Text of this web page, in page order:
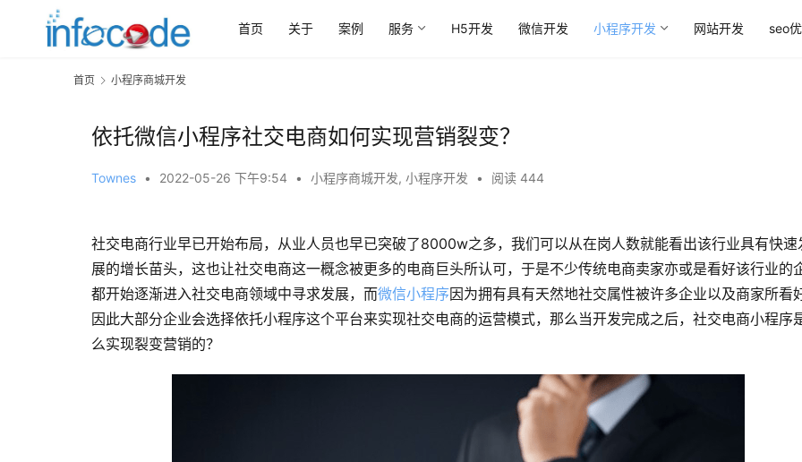
首页 关于 案例 服务 H5开发 微信开发 小程序开发 网站开发 seo
首页 小程序商城开发
依托微信小程序社交电商如何实现营销裂变？
Townes • 2022-05-26 下午9:54 • 小程序商城开发, 小程序开发 • 阅读 444
社交电商行业早已开始布局，从业人员也早已突破了8000w之多，我们可以从在岗人数就能看出该行业具有快速
展的增长苗头，这也让社交电商这一概念被更多的电商巨头所认可，于是不少传统电商卖家亦或是看好该行业的
都开始逐渐进入社交电商领域中寻求发展，而微信小程序因为拥有具有天然地社交属性被许多企业以及商家所看
因此大部分企业会选择依托小程序这个平台来实现社交电商的运营模式，那么当开发完成之后，社交电商小程序
么实现裂变营销的？